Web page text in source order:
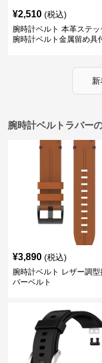
¥2,510 (税込)
腕時計ベルト 本革ステッ
腕時計ベルト金属留め具
腕時計ベルトラバー
¥3,890 (税込)
腕時計ベルト レザー調型
バーベルト